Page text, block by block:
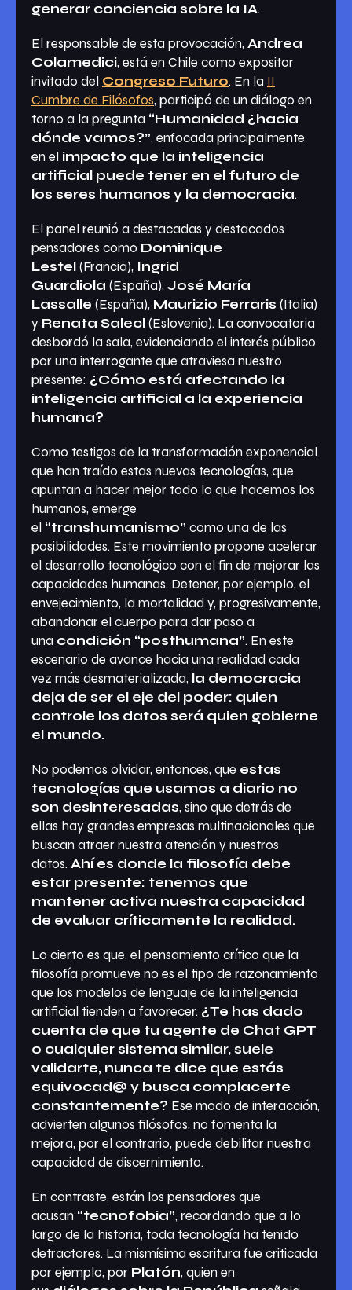
generar conciencia sobre la IA.
El responsable de esta provocación, Andrea
Colamedici, está en Chile como expositor
invitado del Congreso Futuro. En la II
Cumbre de Filósofos, participó de un diálogo en
torno a la pregunta “Humanidad ¿hacia
dónde vamos?”, enfocada principalmente
en el impacto que la inteligencia
artificial puede tener en el futuro de
los seres humanos y la democracia.
El panel reunió a destacadas y destacados
pensadores como Dominique
Lestel(Francia), Ingrid
Guardiola (España), José María
Lassalle (España), Maurizio Ferraris (Italia)
y Renata Salecl(Eslovenia). La convocatoria
desbordó la sala, evidenciando el interés público
por una interrogante que atraviesa nuestro
presente: ¿Cómo está afectando la
inteligencia artificial a la experiencia
humana?
Como testigos de la transformación exponencial
que han traído estas nuevas tecnologías, que
apuntan a hacer mejor todo lo que hacemos los
humanos, emerge
el “transhumanismo” como una de las
posibilidades. Este movimiento propone acelerar
el desarrollo tecnológico con el fin de mejorar las
capacidades humanas. Detener, por ejemplo, el
envejecimiento, la mortalidad y, progresivamente,
abandonar el cuerpo para dar paso a
una condición “posthumana”. En este
escenario de avance hacia una realidad cada
vez más desmaterializada, la democracia
deja de ser el eje del poder: quien
controle los datos será quien gobierne
el mundo.
No podemos olvidar, entonces, que estas
tecnologías que usamos a diario no
son desinteresadas, sino que detrás de
ellas hay grandes empresas multinacionales que
buscan atraer nuestra atención y nuestros
datos. Ahí es donde la filosofía debe
estar presente: tenemos que
mantener activa nuestra capacidad
de evaluar críticamente la realidad.
Lo cierto es que, el pensamiento crítico que la
filosofía promueve no es el tipo de razonamiento
que los modelos de lenguaje de la inteligencia
artificial tienden a favorecer. ¿Te has dado
cuenta de que tu agente de Chat GPT
o cualquier sistema similar, suele
validarte, nunca te dice que estás
equivocad@ y busca complacerte
constantemente? Ese modo de interacción,
advierten algunos filósofos, no fomenta la
mejora, por el contrario, puede debilitar nuestra
capacidad de discernimiento.
En contraste, están los pensadores que
acusan “tecnofobia”, recordando que a lo
largo de la historia, toda tecnología ha tenido
detractores. La mismísima escritura fue criticada
por ejemplo, por Platón, quien en